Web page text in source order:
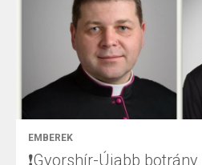
EMBEREK
❗Gyorshír-Újabb